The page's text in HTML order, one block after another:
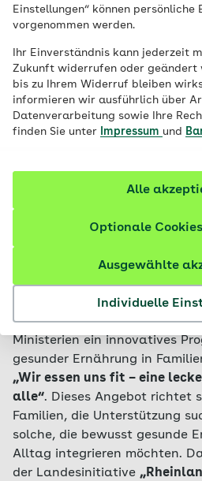
Einstellungen“ können persönliche
vorgenommen werden.
Ihr Einverständnis kann jederzeit
Zukunft widerrufen oder geändert
bis zu Ihrem Widerruf bleiben
informieren wir ausführlich über
Datenverarbeitung sowie Ihre
finden Sie unter
Impressum und
Individuelle
Ausgewählte
Optionale
Alle
Gemeinsam fit
Die AOK Rheinland-Pfalz/
Zusammenarbeit mit den
Ministerien ein innovatives
gesunder Ernährung in
„Wir essen uns fit – eine
alle“. Dieses Angebot richtet
Familien, die Unterstützung
solche, die bewusst gesunde
Alltag integrieren möchten.
der Landesinitiative